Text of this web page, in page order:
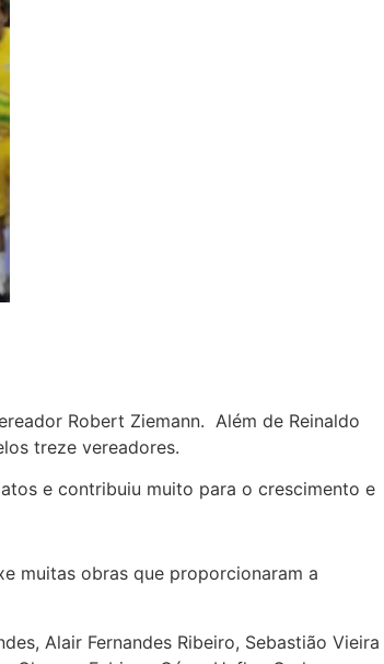
Robert Ziemann. Além de Reinaldo
treze vereadores.
e contribuiu muito para o crescimento e
muitas obras que proporcionaram a
Alair Fernandes Ribeiro, Sebastião Vieira